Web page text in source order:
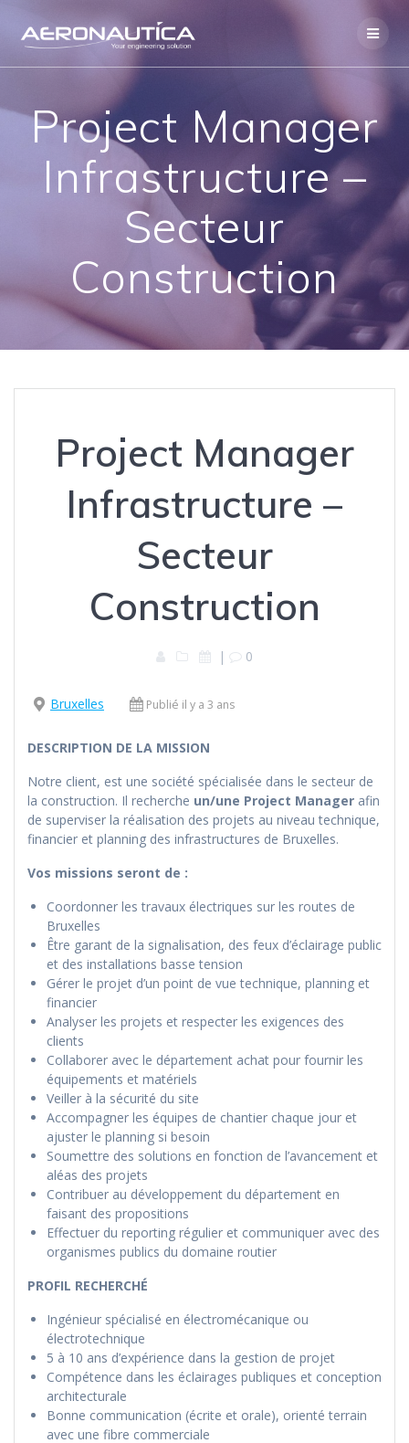
Project Manager
Infrastructure –
Secteur
Construction
Project Manager
Infrastructure –
Secteur
Construction
| 0
Bruxelles Publié il y a 3 ans
DESCRIPTION DE LA MISSION
Notre client, est une société spécialisée dans le secteur de
la construction. Il recherche un/une Project Manager afin
de superviser la réalisation des projets au niveau technique,
financier et planning des infrastructures de Bruxelles.
Vos missions seront de :
Coordonner les travaux électriques sur les routes de
Bruxelles
Être garant de la signalisation, des feux d’éclairage public
et des installations basse tension
Gérer le projet d’un point de vue technique, planning et
financier
Analyser les projets et respecter les exigences des
clients
Collaborer avec le département achat pour fournir les
équipements et matériels
Veiller à la sécurité du site
Accompagner les équipes de chantier chaque jour et
ajuster le planning si besoin
Soumettre des solutions en fonction de l’avancement et
aléas des projets
Contribuer au développement du département en
faisant des propositions
Effectuer du reporting régulier et communiquer avec des
organismes publics du domaine routier
PROFIL RECHERCHÉ
Ingénieur spécialisé en électromécanique ou
électrotechnique
5 à 10 ans d’expérience dans la gestion de projet
Compétence dans les éclairages publiques et conception
architecturale
Bonne communication (écrite et orale), orienté terrain
avec une fibre commerciale